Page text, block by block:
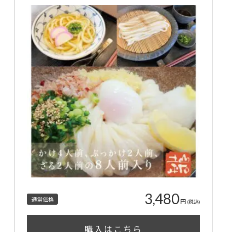
通常価格 3,480円 (税込)
購入はこちら